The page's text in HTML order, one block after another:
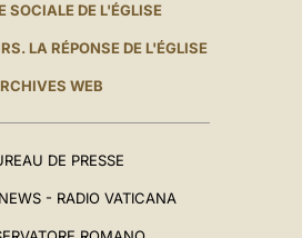
SOCIALE DE L'ÉGLISE
LA RÉPONSE DE L'ÉGLISE
WEB
DE PRESSE
- RADIO VATICANA